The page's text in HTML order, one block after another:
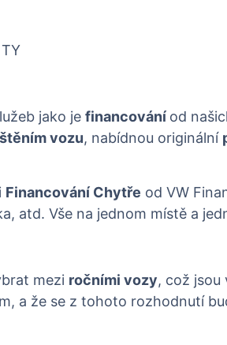
jako je financování od
vozu, nabídnou originální
Financování Chytře od VW
atd. Vše na jednom místě a
mezi ročními vozy, což jsou
a že se z tohoto rozhodnutí